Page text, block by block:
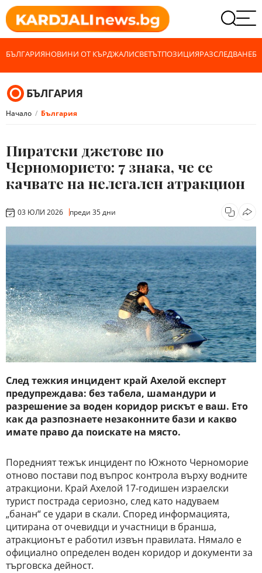
БЪЛГАРИЯНОВИНИ ОТ КЪРДЖАЛИСВЕТЪТПОЗИЦИЯРАЗСЛЕДВАНЕ
БЪЛГАРИЯ
Начало България
Пиратски джетове по
Черноморието: 7 знака, че се
качвате на нелегален атракцион
03 ЮЛИ 2026 преди 35 дни
След тежкия инцидент край Ахелой експерт
предупреждава: без табела, шамандури и
разрешение за воден коридор рискът е ваш. Ето
как да разпознаете незаконните бази и какво
имате право да поискате на място.
Поредният тежък инцидент по Южното Черноморие
отново постави под въпрос контрола върху водните
атракциони. Край Ахелой 17-годишен израелски
турист пострада сериозно, след като надуваем
„банан“ се удари в скали. Според информацията,
цитирана от очевидци и участници в бранша,
атракционът е работил извън правилата. Нямало е
официално определен воден коридор и документи за
търговска дейност.